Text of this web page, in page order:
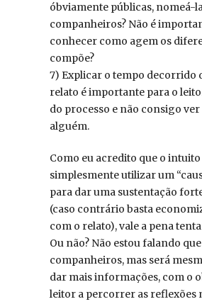
óbviamente públicas, nomeá-
companheiros? Não é
conhecer como agem os
compõe?
7) Explicar o tempo decorrido
relato é importante para o
do processo e não consigo
alguém.
Como eu acredito que o
simplesmente utilizar um
para dar uma sustentação
(caso contrário basta
com o relato), vale a pena
Ou não? Não estou falando
companheiros, mas será
dar mais informações, com o
leitor a percorrer as reflexões